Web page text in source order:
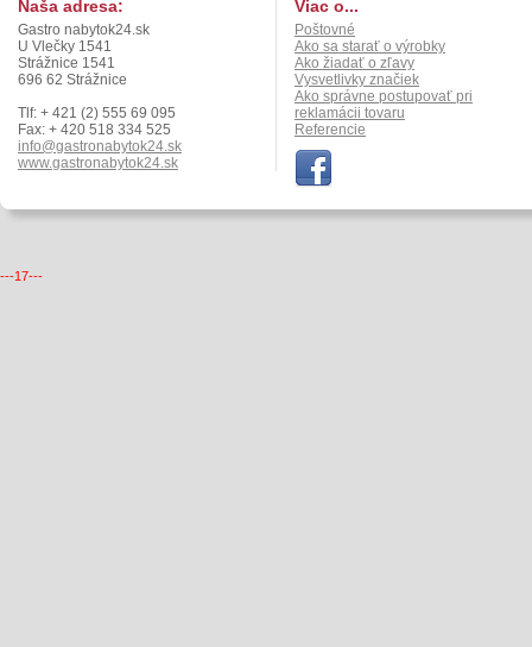
Naša adresa:
Gastro nabytok24.sk
U Vlečky 1541
Strážnice 1541
696 62 Strážnice
Tlf: + 421 (2) 555 69 095
Fax: + 420 518 334 525
info@gastronabytok24.sk
www.gastronabytok24.sk
Viac o...
Poštovné
Ako sa starať o výrobky
Ako žiadať o zľavy
Vysvetlivky značiek
Ako správne postupovať pri
reklamácii tovaru
Referencie
---17---